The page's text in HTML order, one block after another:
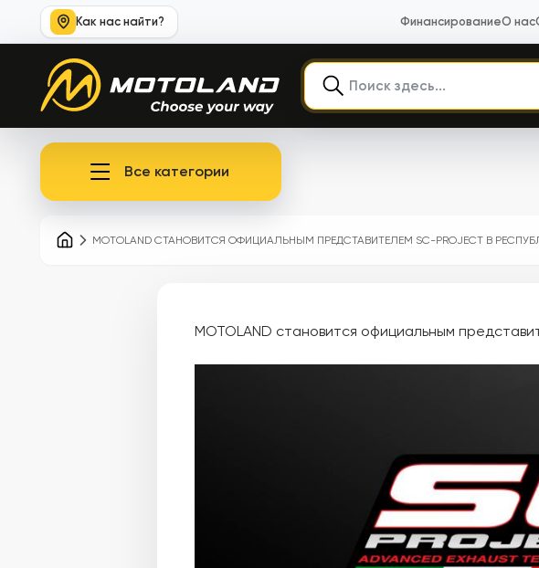
Как нас найти? ФинансированиеО нас
Все категории
MOTOLAND СТАНОВИТСЯ ОФИЦИАЛЬНЫМ ПРЕДСТАВИТЕЛЕМ SC-PROJECT В
MOTOLAND становится официальным